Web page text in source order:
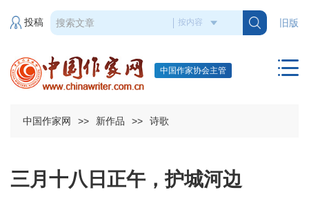
旧版
投稿
中国作家协会主管
中国作家网 >> 新作品 >> 诗歌
三月十八日正午，护城河边